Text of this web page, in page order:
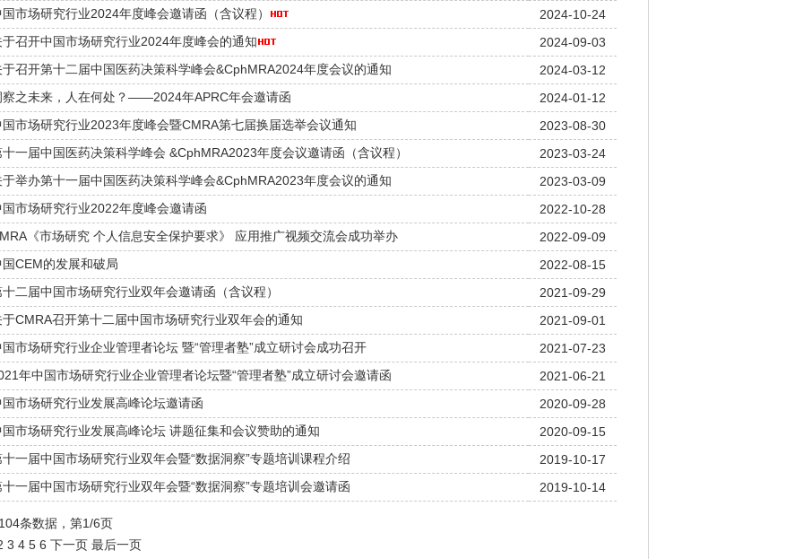
国市场研究行业2024年度峰会邀请函（含议程）
2024-10-24
于召开中国市场研究行业2024年度峰会的通知
2024-09-03
于召开第十二届中国医药决策科学峰会&CphMRA2024年度会议的通知
2024-03-12
察之未来，人在何处？——2024年APRC年会邀请函
2024-01-12
国市场研究行业2023年度峰会暨CMRA第七届换届选举会议通知
2023-08-30
十一届中国医药决策科学峰会 &CphMRA2023年度会议邀请函（含议程）
2023-03-24
于举办第十一届中国医药决策科学峰会&CphMRA2023年度会议的通知
2023-03-09
国市场研究行业2022年度峰会邀请函
2022-10-28
《市场研究 个人信息安全保护要求》 应用推广视频交流会成功举办
2022-09-09
国CEM的发展和破局
2022-08-15
十二届中国市场研究行业双年会邀请函（含议程）
2021-09-29
于CMRA召开第十二届中国市场研究行业双年会的通知
2021-09-01
国市场研究行业企业管理者论坛 暨“管理者塾”成立研讨会成功召开
2021-07-23
年中国市场研究行业企业管理者论坛暨“管理者塾”成立研讨会邀请函
2021-06-21
国市场研究行业发展高峰论坛邀请函
2020-09-28
国市场研究行业发展高峰论坛 讲题征集和会议赞助的通知
2020-09-15
十一届中国市场研究行业双年会暨“数据洞察”专题培训课程介绍
2019-10-17
十一届中国市场研究行业双年会暨“数据洞察”专题培训会邀请函
2019-10-14
条数据，第1/6页
3 4 5 6 下一页 最后一页